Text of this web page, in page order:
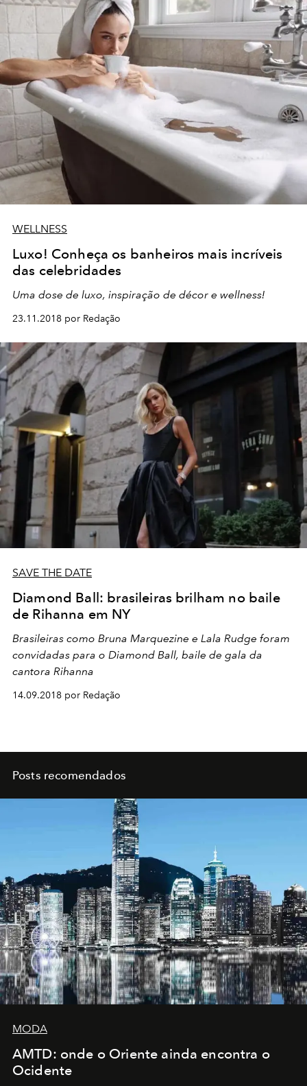
WELLNESS
Luxo! Conheça os banheiros mais incríveis
das celebridades
Uma dose de luxo, inspiração de décor e wellness!
23.11.2018 por Redação
SAVE THE DATE
Diamond Ball: brasileiras brilham no baile
de Rihanna em NY
Brasileiras como Bruna Marquezine e Lala Rudge foram
convidadas para o Diamond Ball, baile de gala da
cantora Rihanna
14.09.2018 por Redação
Posts recomendados
MODA
AMTD: onde o Oriente ainda encontra o
Ocidente